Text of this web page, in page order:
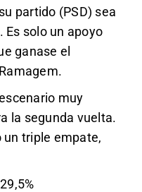
partido (PSD) sea
Es solo un apoyo
ganase el
muy
la segunda vuelta.
triple empate,